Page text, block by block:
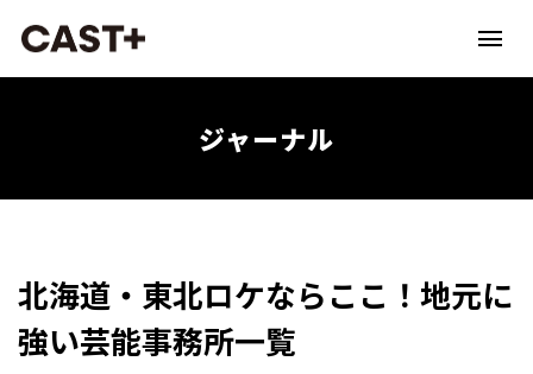
ジャーナル
北海道・東北ロケならここ！地元に
強い芸能事務所一覧